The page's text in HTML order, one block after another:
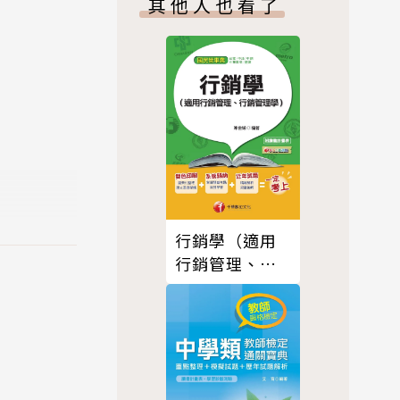
行銷學（適用
行銷管理、行
銷管理學）[國
民營事業招考]